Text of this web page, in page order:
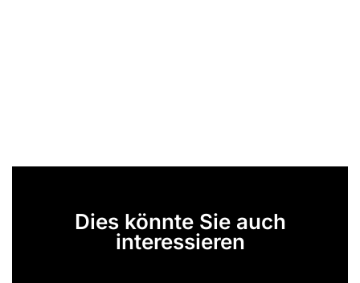
Dies könnte Sie auch
interessieren